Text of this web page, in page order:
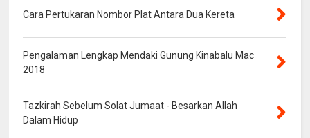
Cara Pertukaran Nombor Plat Antara Dua Kereta
Pengalaman Lengkap Mendaki Gunung Kinabalu Mac
2018
Tazkirah Sebelum Solat Jumaat - Besarkan Allah
Dalam Hidup